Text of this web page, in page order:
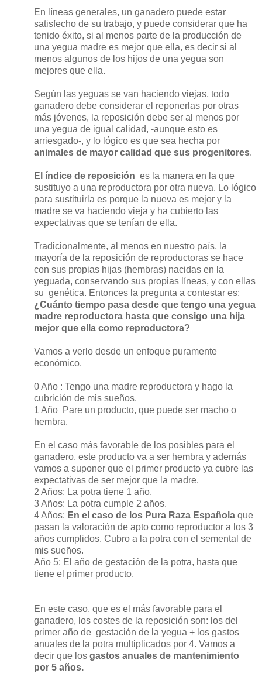
En líneas generales, un ganadero puede estar
satisfecho de su trabajo, y puede considerar que ha
tenido éxito, si al menos parte de la producción de
una yegua madre es mejor que ella, es decir si al
menos algunos de los hijos de una yegua son
mejores que ella.
Según las yeguas se van haciendo viejas, todo
ganadero debe considerar el reponerlas por otras
más jóvenes, la reposición debe ser al menos por
una yegua de igual calidad, -aunque esto es
arriesgado-, y lo lógico es que sea hecha por
animales de mayor calidad que sus progenitores.
El índice de reposición es la manera en la que
sustituyo a una reproductora por otra nueva. Lo lógico
para sustituirla es porque la nueva es mejor y la
madre se va haciendo vieja y ha cubierto las
expectativas que se tenían de ella.
Tradicionalmente, al menos en nuestro país, la
mayoría de la reposición de reproductoras se hace
con sus propias hijas (hembras) nacidas en la
yeguada, conservando sus propias líneas, y con ellas
su genética. Entonces la pregunta a contestar es:
¿Cuánto tiempo pasa desde que tengo una yegua
madre reproductora hasta que consigo una hija
mejor que ella como reproductora?
Vamos a verlo desde un enfoque puramente
económico.
0 Año : Tengo una madre reproductora y hago la
cubrición de mis sueños.
1 Año Pare un producto, que puede ser macho o
hembra.
En el caso más favorable de los posibles para el
ganadero, este producto va a ser hembra y además
vamos a suponer que el primer producto ya cubre las
expectativas de ser mejor que la madre.
2 Años: La potra tiene 1 año.
3 Años: La potra cumple 2 años.
4 Años: En el caso de los Pura Raza Española que
pasan la valoración de apto como reproductor a los 3
años cumplidos. Cubro a la potra con el semental de
mis sueños.
Año 5: El año de gestación de la potra, hasta que
tiene el primer producto.
En este caso, que es el más favorable para el
ganadero, los costes de la reposición son: los del
primer año de gestación de la yegua + los gastos
anuales de la potra multiplicados por 4. Vamos a
decir que los gastos anuales de mantenimiento
por 5 años.